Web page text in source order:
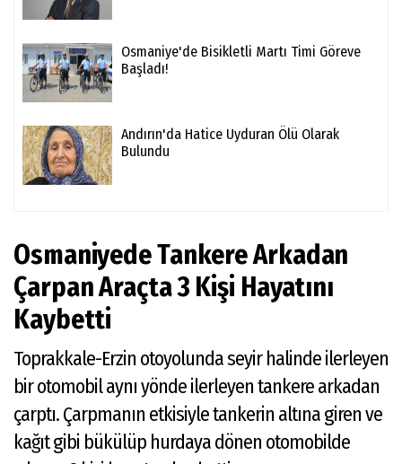
Osmaniye'de Bisikletli Martı Timi Göreve
Başladı!
Andırın'da Hatice Uyduran Ölü Olarak
Bulundu
Osmaniyede Tankere Arkadan
Çarpan Araçta 3 Kişi Hayatını
Kaybetti
Toprakkale-Erzin otoyolunda seyir halinde ilerleyen
bir otomobil aynı yönde ilerleyen tankere arkadan
çarptı. Çarpmanın etkisiyle tankerin altına giren ve
kağıt gibi bükülüp hurdaya dönen otomobilde